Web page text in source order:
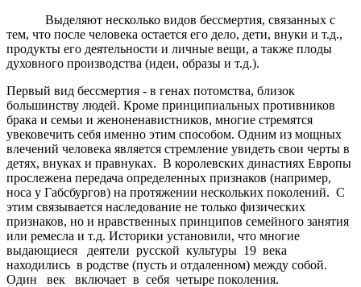
Выделяют несколько видов бессмертия, связанных с
тем, что после человека остается его дело, дети, внуки и т.д.,
продукты его деятельности и личные вещи, а также плоды
духовного производства (идеи, образы и т.д.).
Первый вид бессмертия - в генах потомства, близок
большинству людей. Кроме принципиальных противников
брака и семьи и женоненавистников, многие стремятся
увековечить себя именно этим способом. Одним из мощных
влечений человека является стремление увидеть свои черты в
детях, внуках и правнуках. В королевских династиях Европы
прослежена передача определенных признаков (например,
носа у Габсбургов) на протяжении нескольких поколений. С
этим связывается наследование не только физических
признаков, но и нравственных принципов семейного занятия
или ремесла и т.д. Историки установили, что многие
выдающиеся деятели русской культуры 19 века
находились в родстве (пусть и отдаленном) между собой.
Один век включает в себя четыре поколения.